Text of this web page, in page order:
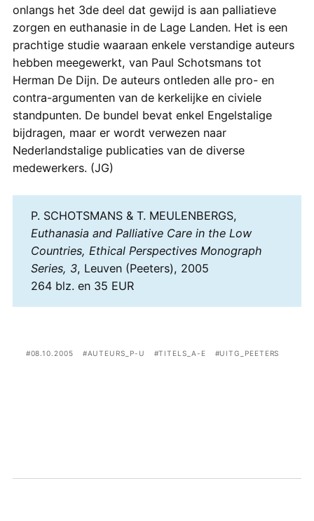
onlangs het 3de deel dat gewijd is aan palliatieve
zorgen en euthanasie in de Lage Landen. Het is een
prachtige studie waaraan enkele verstandige auteurs
hebben meegewerkt, van Paul Schotsmans tot
Herman De Dijn. De auteurs ontleden alle pro- en
contra-argumenten van de kerkelijke en civiele
standpunten. De bundel bevat enkel Engelstalige
bijdragen, maar er wordt verwezen naar
Nederlandstalige publicaties van de diverse
medewerkers. (JG)
P. SCHOTSMANS & T. MEULENBERGS,
Euthanasia and Palliative Care in the Low
Countries, Ethical Perspectives Monograph
Series, 3, Leuven (Peeters), 2005
264 blz. en 35 EUR
08.10.2005 AUTEURS_P-U TITELS_A-E UITG_PEETERS